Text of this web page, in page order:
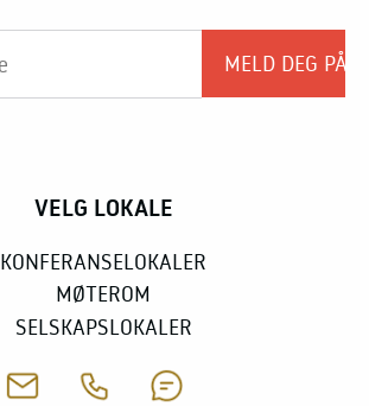
VELG LOKALE
KONFERANSELOKALER
MØTEROM
SELSKAPSLOKALER